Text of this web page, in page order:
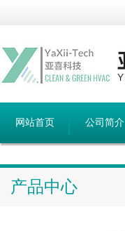
网站首页 公司简介
产品中心